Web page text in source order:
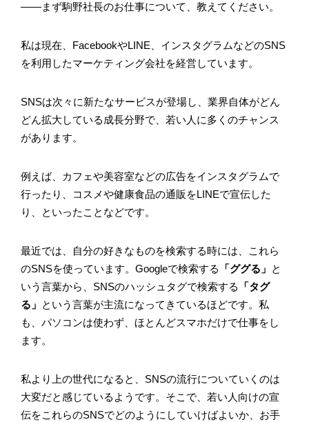
――まず駒野社長のお仕事について、教えてください。
私は現在、FacebookやLINE、インスタグラムなどのSNS
を利用したマーケティング会社を経営しています。
SNSは次々に新たなサービスが登場し、業界自体がどん
どん拡大している成長分野で、若い人に多くのチャンス
があります。
例えば、カフェや美容室などの広告をインスタグラムで
行ったり、コスメや健康食品の通販をLINEで宣伝した
り、といったことなどです。
最近では、自分の好きなものを検索する時には、これら
のSNSを使っています。Googleで検索する
「ググる」 と
いう言葉から、SNSのハッシュタグで検索する
「タグ
る」 という言葉が主流になってきているほどです。私
も、パソコンは使わず、ほとんどスマホだけで仕事をし
ます。
私より上の世代になると、SNSの流行についていくのは
大変だと感じているようです。そこで、若い人向けの宣
伝をこれらのSNSでどのようにしていけばよいか、お手